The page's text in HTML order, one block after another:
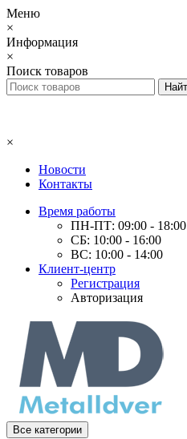
Меню
×
Информация
×
Поиск товаров
×
Новости
Контакты
Время работы
ПН-ПТ: 09:00 - 18:00
СБ: 10:00 - 16:00
ВС: 10:00 - 14:00
Клиент-центр
Регистрация
Авторизация
Все категории